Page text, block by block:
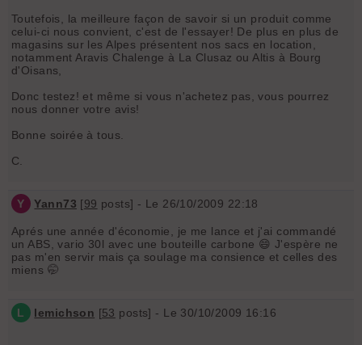
Toutefois, la meilleure façon de savoir si un produit comme
celui-ci nous convient, c'est de l'essayer! De plus en plus de
magasins sur les Alpes présentent nos sacs en location,
notamment Aravis Chalenge à La Clusaz ou Altis à Bourg
d'Oisans,
Donc testez! et même si vous n'achetez pas, vous pourrez
nous donner votre avis!
Bonne soirée à tous.
C.
Y Yann73 [99 posts] - Le 26/10/2009 22:18
Aprés une année d'économie, je me lance et j'ai commandé
un ABS, vario 30l avec une bouteille carbone 😄 J'espère ne
pas m'en servir mais ça soulage ma consience et celles des
miens 🤭
L lemichson [53 posts] - Le 30/10/2009 16:16